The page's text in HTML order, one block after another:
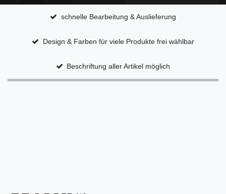
schnelle Bearbeitung & Auslieferung
Design & Farben für viele Produkte frei wählbar
Beschriftung aller Artikel möglich